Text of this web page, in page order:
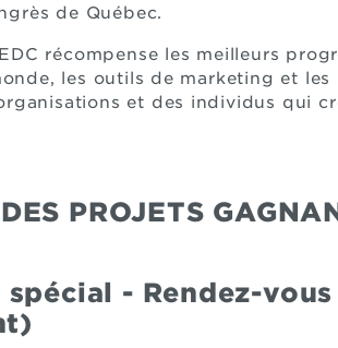
de Québec.
récompense les meilleurs
les outils de marketing et
et des individus qui
PROJETS
spécial - Rendez-